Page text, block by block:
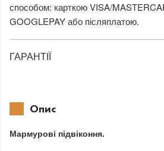
способом: карткою VISA/
GOOGLEPAY або післяплатою.
ГАРАНТІЇ
Опис
Мармурові підвіконня.